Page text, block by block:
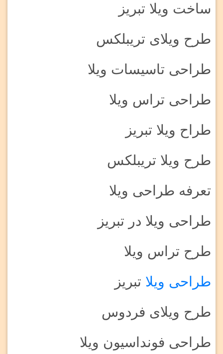
ساخت ویلا تبریز
طرح ویلای تریبلکس
طراحی تاسیسات ویلا
طراحی تراس ویلا
طراح ویلا تبریز
طرح ویلا تریبلکس
تعرفه طراحی ویلا
طراحی ویلا در تبریز
طرح تراس ویلا
طراحی ویلا تبریز
طرح ویلای فردوس
طراحی فونداسیون ویلا